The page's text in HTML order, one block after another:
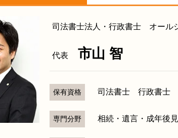
司法書士法人・行政書士 オール
代表 市山 智
保有資格 司法書士 行政書士
専門分野 相続・遺言・成年後